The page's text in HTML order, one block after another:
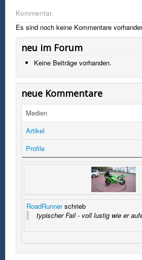
Kommentar.
Es sind noch keine Kommentare
neu im Forum
Keine Beiträge vorhanden.
neue Kommentare
Medien
Artikel
Profile
RoadRunnerschrieb
typischer Fail - voll lustig wie er